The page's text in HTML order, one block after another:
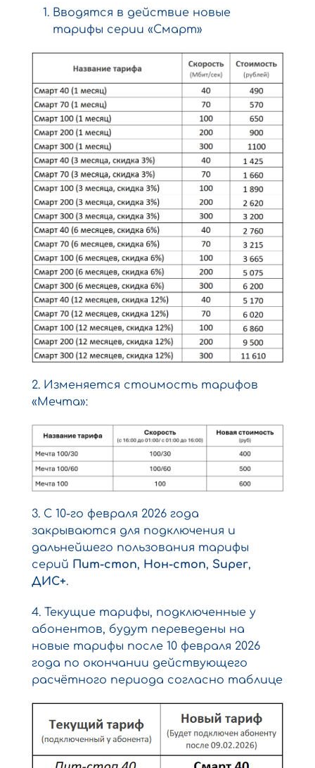
Вводятся в действие новые
тарифы серии «Смарт»
2. Изменяется стоимость тарифов
«Мечта»:
3. С 10-го февраля 2026 года
закрываются для подключения и
дальнейшего пользования тарифы
серий Пит-стоп, Нон-стоп, Super,
ДИС+.
4. Текущие тарифы, подключенные у
абонентов, будут переведены на
новые тарифы после 10 февраля 2026
года по окончании действующего
расчётного периода согласно таблице